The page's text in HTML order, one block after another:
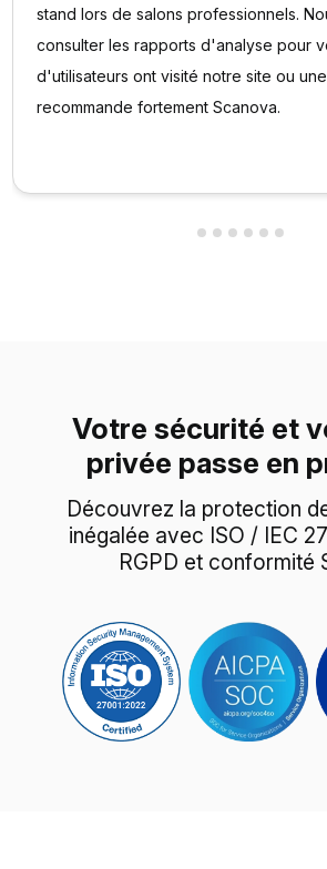
stand lors de salons professionnels.
consulter les rapports d'analyse pour
d'utilisateurs ont visité notre site ou
recommande fortement Scanova.
Votre sécurité et
privée passe en
Découvrez la protection
inégalée avec ISO / IEC
RGPD et conformité